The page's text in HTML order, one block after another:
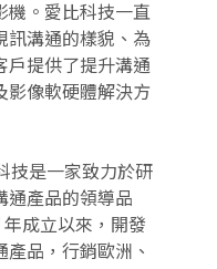
機。愛比科技一直
訊溝通的樣貌、為
戶提供了提升溝通
影像軟硬體解決方
技是一家致力於研
通產品的領導品
成立以來，開發
產品，行銷歐洲、